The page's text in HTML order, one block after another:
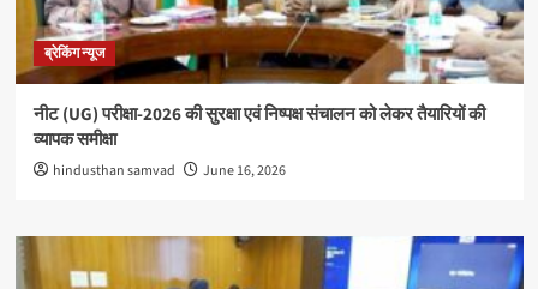
ब्रेकिंग न्यूज
नीट (UG) परीक्षा-2026 की सुरक्षा एवं निष्पक्ष संचालन को लेकर तैयारियों की
व्यापक समीक्षा
hindusthan samvad June 16, 2026